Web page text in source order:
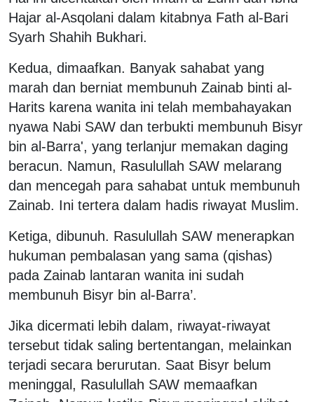
Hajar al-Asqolani dalam kitabnya Fath al-Bari
Syarh Shahih Bukhari.
Kedua, dimaafkan. Banyak sahabat yang
marah dan berniat membunuh Zainab binti al-
Harits karena wanita ini telah membahayakan
nyawa Nabi SAW dan terbukti membunuh Bisyr
bin al-Barra', yang terlanjur memakan daging
beracun. Namun, Rasulullah SAW melarang
dan mencegah para sahabat untuk membunuh
Zainab. Ini tertera dalam hadis riwayat Muslim.
Ketiga, dibunuh. Rasulullah SAW menerapkan
hukuman pembalasan yang sama (qishas)
pada Zainab lantaran wanita ini sudah
membunuh Bisyr bin al-Barra’.
Jika dicermati lebih dalam, riwayat-riwayat
tersebut tidak saling bertentangan, melainkan
terjadi secara berurutan. Saat Bisyr belum
meninggal, Rasulullah SAW memaafkan